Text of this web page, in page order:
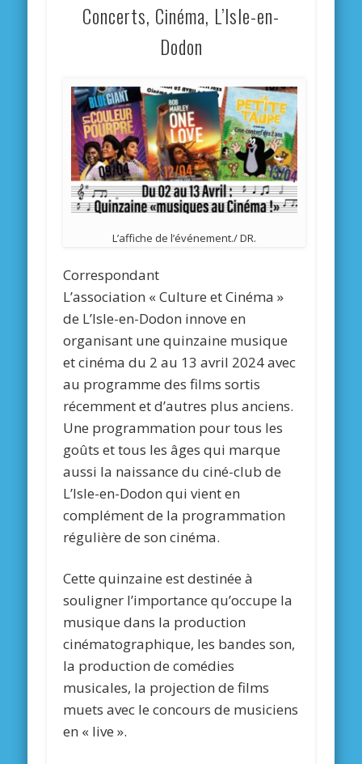
Concerts, Cinéma, L’Isle-en-
Dodon
L’affiche de l’événement./ DR.
Correspondant
L’association « Culture et Cinéma »
de L’Isle-en-Dodon innove en
organisant une quinzaine musique
et cinéma du 2 au 13 avril 2024 avec
au programme des films sortis
récemment et d’autres plus anciens.
Une programmation pour tous les
goûts et tous les âges qui marque
aussi la naissance du ciné-club de
L’Isle-en-Dodon qui vient en
complément de la programmation
régulière de son cinéma.
Cette quinzaine est destinée à
souligner l’importance qu’occupe la
musique dans la production
cinématographique, les bandes son,
la production de comédies
musicales, la projection de films
muets avec le concours de musiciens
en « live ».